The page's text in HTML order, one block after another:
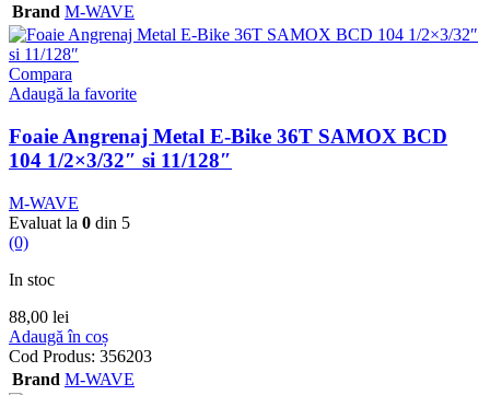
Brand M-WAVE
Compara
Adaugă la favorite
Foaie Angrenaj Metal E-Bike 36T SAMOX BCD
104 1/2×3/32″ si 11/128″
M-WAVE
Evaluat la 0 din 5
(0)
In stoc
88,00 lei
Adaugă în coș
Cod Produs: 356203
Brand M-WAVE